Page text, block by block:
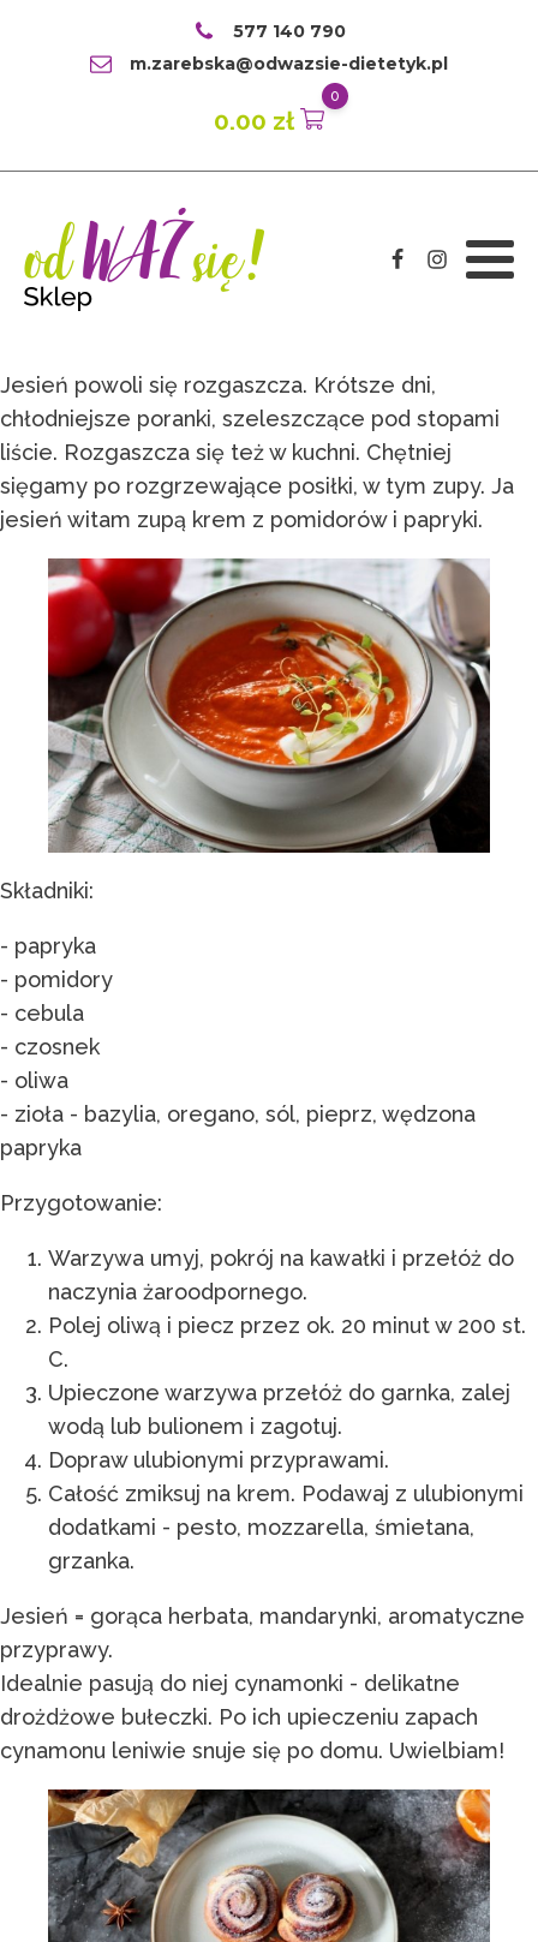
577 140 790
m.zarebska@odwazsie-dietetyk.pl
0.00 zł
0
Jesień powoli się rozgaszcza. Krótsze dni,
chłodniejsze poranki, szeleszczące pod stopami
liście. Rozgaszcza się też w kuchni. Chętniej
sięgamy po rozgrzewające posiłki, w tym zupy. Ja
jesień witam zupą krem z pomidorów i papryki.
Składniki:
- papryka
- pomidory
- cebula
- czosnek
- oliwa
- zioła - bazylia, oregano, sól, pieprz, wędzona
papryka
Przygotowanie:
Warzywa umyj, pokrój na kawałki i przełóż do
naczynia żaroodpornego.
Polej oliwą i piecz przez ok. 20 minut w 200 st.
C.
Upieczone warzywa przełóż do garnka, zalej
wodą lub bulionem i zagotuj.
Dopraw ulubionymi przyprawami.
Całość zmiksuj na krem. Podawaj z ulubionymi
dodatkami - pesto, mozzarella, śmietana,
grzanka.
Jesień = gorąca herbata, mandarynki, aromatyczne
przyprawy.
Idealnie pasują do niej cynamonki - delikatne
drożdżowe bułeczki. Po ich upieczeniu zapach
cynamonu leniwie snuje się po domu. Uwielbiam!